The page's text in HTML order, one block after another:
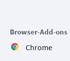
Browser-Add-ons
Chrome